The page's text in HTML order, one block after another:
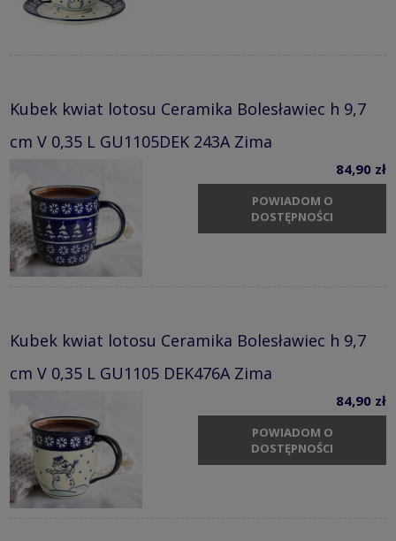
Kubek kwiat lotosu Ceramika Bolesławiec h 9,7
cm V 0,35 L GU1105DEK 243A Zima
84,90 zł
POWIADOM O
DOSTĘPNOŚCI
Kubek kwiat lotosu Ceramika Bolesławiec h 9,7
cm V 0,35 L GU1105 DEK476A Zima
84,90 zł
POWIADOM O
DOSTĘPNOŚCI